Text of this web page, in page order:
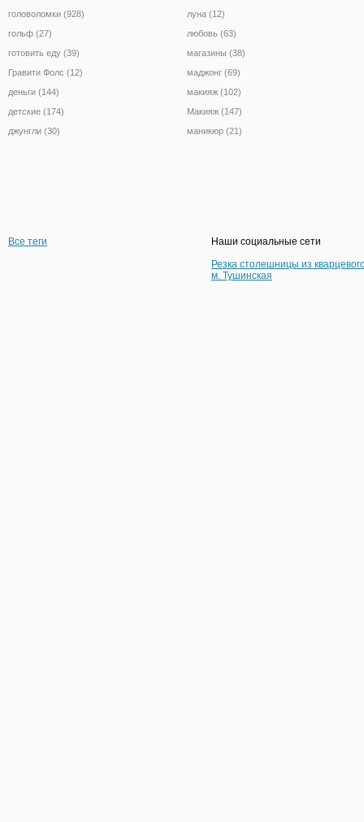
головоломки (928)
гольф (27)
готовить еду (39)
Гравити Фолс (12)
деньги (144)
детские (174)
джунгли (30)
луна (12)
любовь (63)
магазины (38)
маджонг (69)
макияж (102)
Макияж (147)
маникюр (21)
Все теги
Наши социальные сети
Резка столешницы из
м. Тушинская